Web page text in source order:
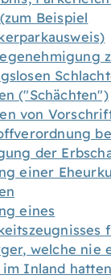
Beispiel
("Schächten")
von
der
einer
eines
welche nie
im Inland hatten